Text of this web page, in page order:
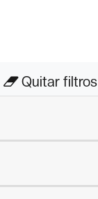
Quitar filtros